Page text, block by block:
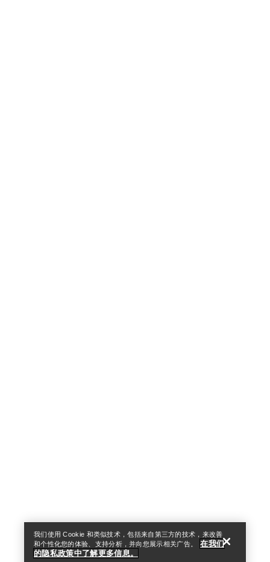
我们使用 Cookie 和类似技术，包括来自第三方的技术，来改善
和个性化您的体验、支持分析，并向您展示相关广告。
在我们
的隐私政策中了解更多信息。